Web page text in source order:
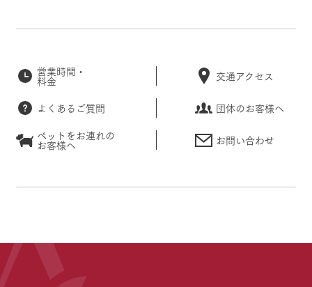
営業時間・
料金 交通アクセス
よくあるご質問
団体のお客様へ
ペットをお連れの
お客様へ お問い合わせ